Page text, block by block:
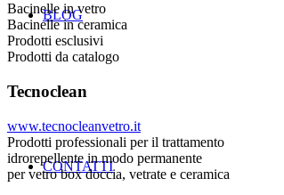
BLOG
CONTATTI
Bacinelle in vetro
Bacinelle in ceramica
Prodotti esclusivi
Prodotti da catalogo
Tecnoclean
www.tecnocleanvetro.it
Prodotti professionali per il trattamento
idrorepellente in modo permanente
per vetro box doccia, vetrate e ceramica